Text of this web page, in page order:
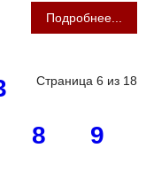
Подробнее...
Страница 6 из 18
8
9